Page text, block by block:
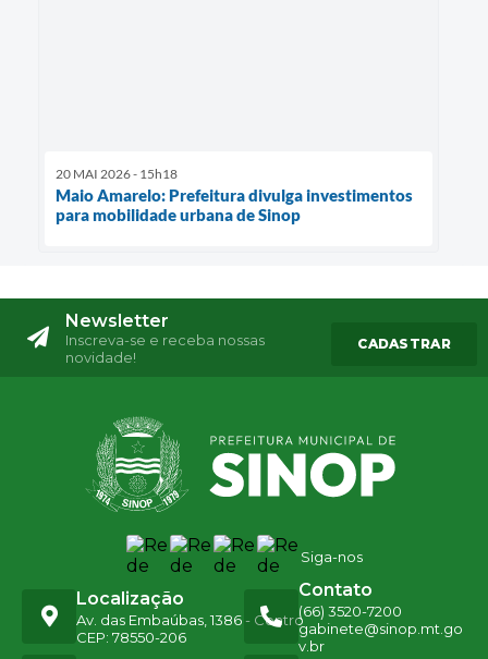
20 MAI 2026 - 15h18
Maio Amarelo: Prefeitura divulga investimentos
para mobilidade urbana de Sinop
Newsletter
Inscreva-se e receba nossas
novidade!
CADASTRAR
Siga-nos
Localização
Av. das Embaúbas, 1386 - Centro
CEP: 78550-206
Contato
(66) 3520-7200
gabinete@sinop.mt.go
v.br